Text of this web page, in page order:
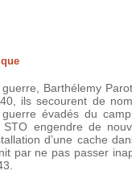
Barthélemy
ils secourent de
évadés du
STO engendre de
d’une cache
par ne pas passer